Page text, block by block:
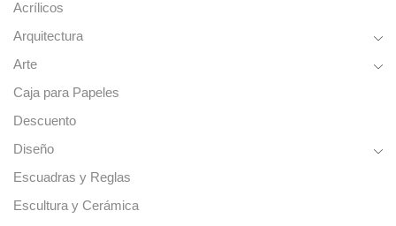
Acrílicos
Arquitectura
Arte
Caja para Papeles
Descuento
Diseño
Escuadras y Reglas
Escultura y Cerámica